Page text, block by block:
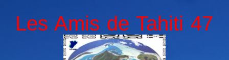
Les Amis de Tahiti 47